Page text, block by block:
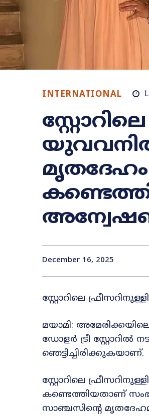
INTERNATIONAL
മൃതദേഹം
December 16, 2025
സ്റ്റോറിലെ
മയാമി:
ഡോളർ ട്രീ
ഞെട്ടിച്ചിരിക്കുകയാണ്.
സ്റ്റോറിലെ
കണ്ടെത്തിയതാണ്
സാഞ്ചസിന്റെ